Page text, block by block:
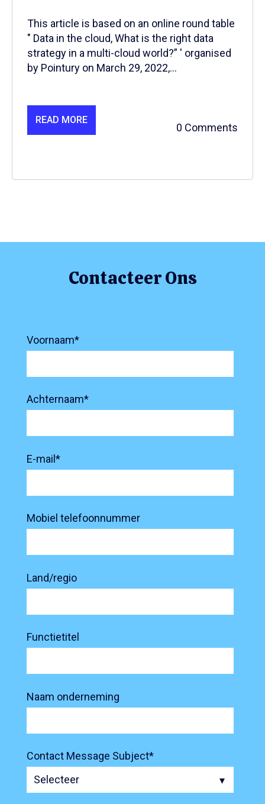
This article is based on an online round table
" Data in the cloud, What is the right data
strategy in a multi-cloud world?” ' organised
by Pointury on March 29, 2022,...
READ MORE
0 Comments
Contacteer Ons
Voornaam*
Achternaam*
E-mail*
Mobiel telefoonnummer
Land/regio
Functietitel
Naam onderneming
Contact Message Subject*